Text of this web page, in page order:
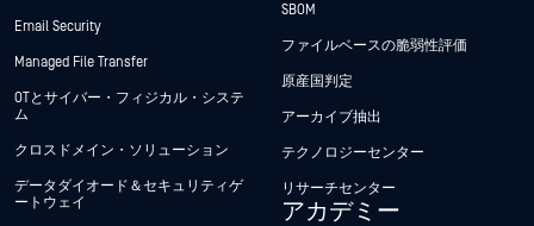
Email Security
Managed File Transfer
OTとサイバー・フィジカル・システ
ム
クロスドメイン・ソリューション
データダイオード＆セキュリティゲ
ートウェイ
SBOM
ファイルベースの脆弱性評価
原産国判定
アーカイブ抽出
テクノロジーセンター
リサーチセンター
アカデミー